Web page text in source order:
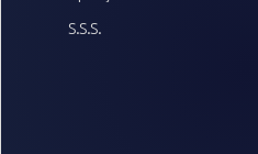
S.S.S.